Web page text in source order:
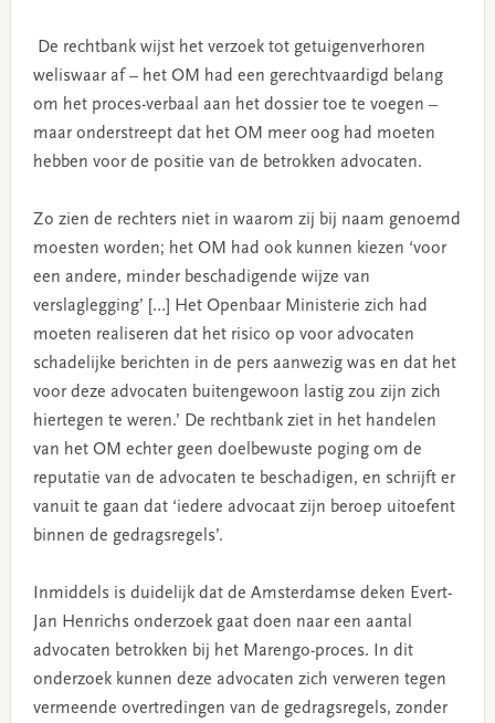
De rechtbank wijst het verzoek tot getuigenverhoren
weliswaar af – het OM had een gerechtvaardigd belang
om het proces-verbaal aan het dossier toe te voegen –
maar onderstreept dat het OM meer oog had moeten
hebben voor de positie van de betrokken advocaten.
Zo zien de rechters niet in waarom zij bij naam genoemd
moesten worden; het OM had ook kunnen kiezen ‘voor
een andere, minder beschadigende wijze van
verslaglegging’ […] Het Openbaar Ministerie zich had
moeten realiseren dat het risico op voor advocaten
schadelijke berichten in de pers aanwezig was en dat het
voor deze advocaten buitengewoon lastig zou zijn zich
hiertegen te weren.’ De rechtbank ziet in het handelen
van het OM echter geen doelbewuste poging om de
reputatie van de advocaten te beschadigen, en schrijft er
vanuit te gaan dat ‘iedere advocaat zijn beroep uitoefent
binnen de gedragsregels’.
Inmiddels is duidelijk dat de Amsterdamse deken Evert-
Jan Henrichs onderzoek gaat doen naar een aantal
advocaten betrokken bij het Marengo-proces. In dit
onderzoek kunnen deze advocaten zich verweren tegen
vermeende overtredingen van de gedragsregels, zonder